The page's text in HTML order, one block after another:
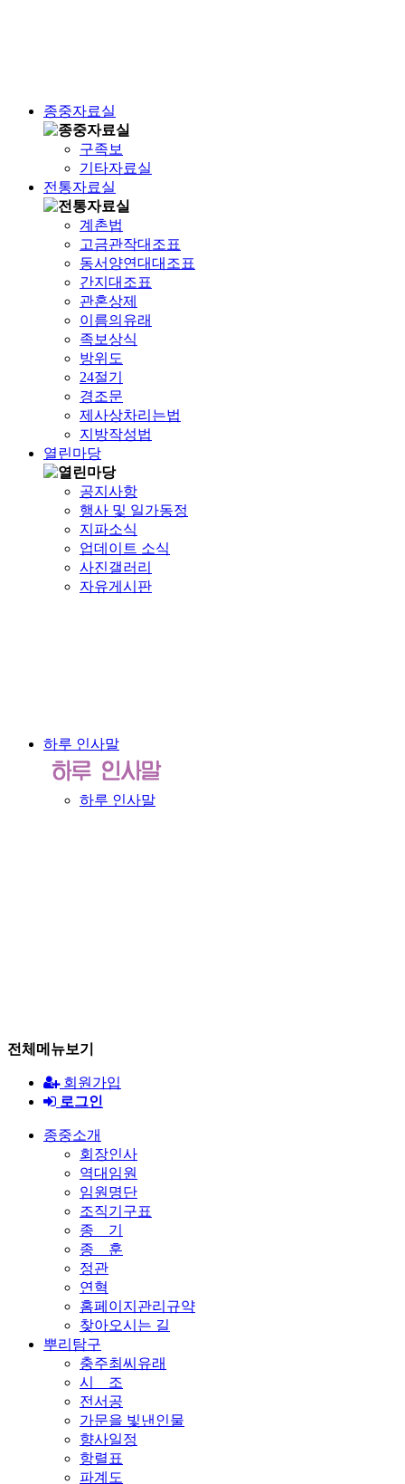
종중자료실
구족보
기타자료실
전통자료실
계촌법
고금관작대조표
동서양연대대조표
간지대조표
관혼상제
이름의유래
족보상식
방위도
24절기
경조문
제사상차리는법
지방작성법
열린마당
공지사항
행사 및 일가동정
지파소식
업데이트 소식
사진갤러리
자유게시판
하루 인사말
하루 인사말
전체메뉴보기
회원가입
로그인
종중소개
회장인사
역대임원
임원명단
조직기구표
종 기
종 훈
정관
연혁
홈페이지관리규약
찾아오시는 길
뿌리탐구
충주최씨유래
시 조
전서공
가문을 빛낸인물
향사일정
항렬표
파계도